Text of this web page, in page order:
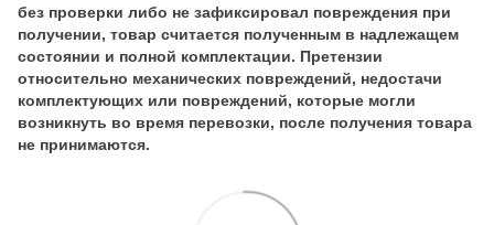
без проверки либо не зафиксировал повреждения при
получении, товар считается полученным в надлежащем
состоянии и полной комплектации. Претензии
относительно механических повреждений, недостачи
комплектующих или повреждений, которые могли
возникнуть во время перевозки, после получения товара
не принимаются.